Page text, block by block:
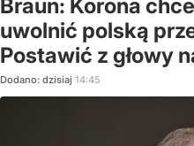
Braun: Korona
uwolnić polską
Postawić z głowy
Dodano: dzisiaj 14:45